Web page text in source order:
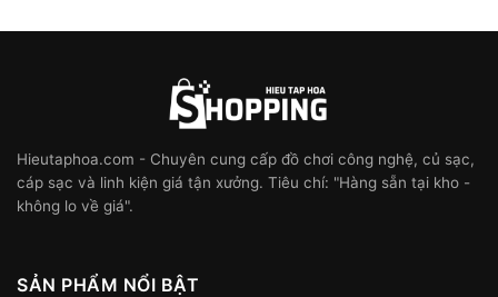
Hieutaphoa.com - Chuyên cung cấp đồ chơi công nghệ, củ sạc,
cáp sạc và linh kiện giá tận xưởng. Tiêu chí: "Hàng sẵn tại kho -
không lo về giá".
SẢN PHẨM NỔI BẬT